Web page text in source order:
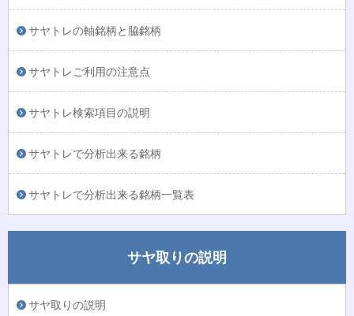
サヤトレの軸銘柄と脇銘柄
サヤトレご利用の注意点
サヤトレ検索項目の説明
サヤトレで分析出来る銘柄
サヤトレで分析出来る銘柄一覧表
サヤ取りの説明
サヤ取りの説明